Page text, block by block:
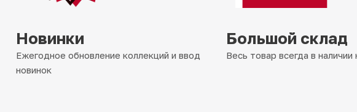
Новинки
Ежегодное обновление коллекций и ввод
новинок
Большой склад
Весь товар всегда в наличии